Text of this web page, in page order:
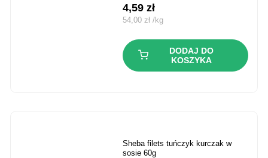
4,59zł
54,00 zł /kg
DODAJ DO
KOSZYKA
sheba filets tuńczyk kurczak w
sosie 60g